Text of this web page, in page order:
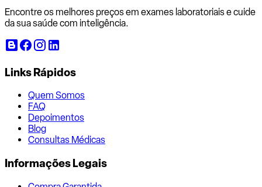
Encontre os melhores preços em exames laboratoriais e cuide
da sua saúde com inteligência.
Links Rápidos
Quem Somos
FAQ
Depoimentos
Blog
Consultas Médicas
Informações Legais